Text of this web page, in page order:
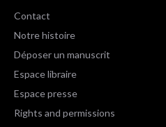
Contact
Notre histoire
Déposer un manuscrit
Espace libraire
Espace presse
Rights and permissions